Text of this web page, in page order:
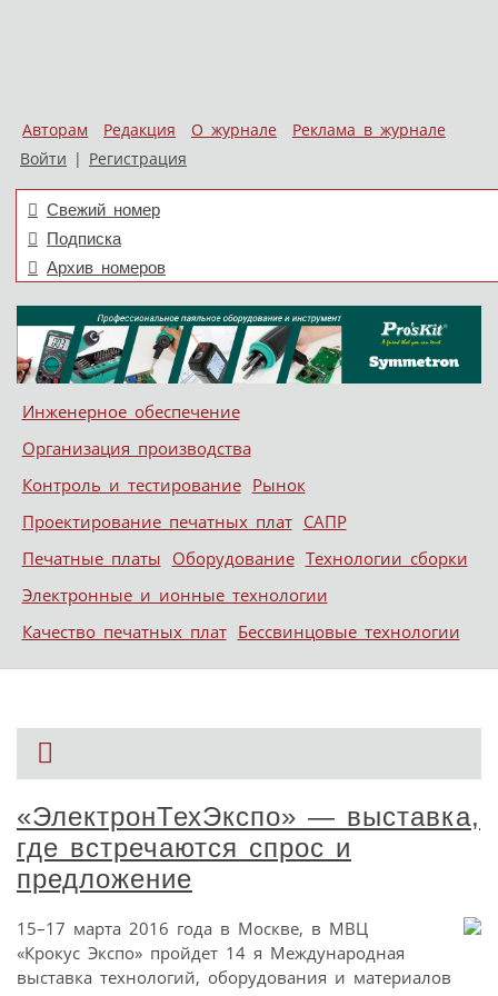
Авторам Редакция О журнале
Реклама в журнале
Войти | Регистрация
Свежий номер
Подписка
Архив номеров
Меню
Skip to content
Инженерное обеспечение
Организация производства
Контроль и тестирование Рынок
Проектирование печатных плат САПР
Печатные платы Оборудование Технологии сборки
Электронные и ионные технологии
Качество печатных плат Бессвинцовые технологии
«ЭлектронТехЭкспо» — выставка,
где встречаются спрос и
предложение
15–17 марта 2016 года в Москве, в МВЦ
«Крокус Экспо» пройдет 14 я Международная
выставка технологий, оборудования и материалов